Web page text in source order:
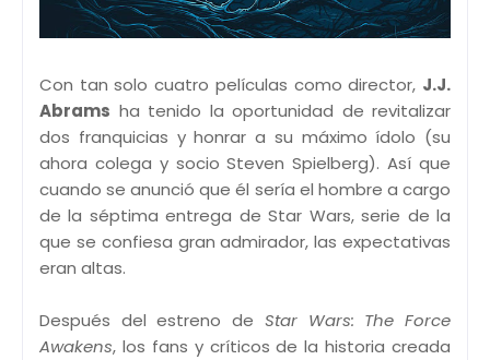
Con tan solo cuatro películas como director, J.J.
Abrams ha tenido la oportunidad de revitalizar
dos franquicias y honrar a su máximo ídolo (su
ahora colega y socio Steven Spielberg). Así que
cuando se anunció que él sería el hombre a cargo
de la séptima entrega de Star Wars, serie de la
que se confiesa gran admirador, las expectativas
eran altas.
Después del estreno de Star Wars: The Force
Awakens, los fans y críticos de la historia creada